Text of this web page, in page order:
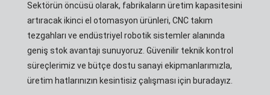
Sektörün öncüsü olarak, fabrikaların üretim kapasitesini
artıracak ikinci el otomasyon ürünleri, CNC takım
tezgahları ve endüstriyel robotik sistemler alanında
geniş stok avantajı sunuyoruz. Güvenilir teknik kontrol
süreçlerimiz ve bütçe dostu sanayi ekipmanlarımızla,
üretim hatlarınızın kesintisiz çalışması için buradayız.